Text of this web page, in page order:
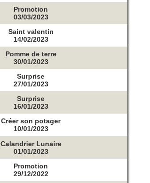
Promotion
03/03/2023
Saint valentin
14/02/2023
Pomme de terre
30/01/2023
Surprise
27/01/2023
Surprise
16/01/2023
Créer son potager
10/01/2023
Calandrier Lunaire
01/01/2023
Promotion
29/12/2022